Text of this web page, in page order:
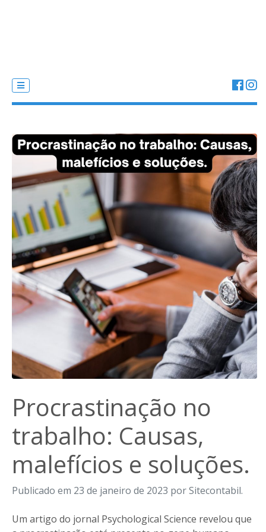
Procrastinação no
trabalho: Causas,
malefícios e soluções.
Publicado em 23 de janeiro de 2023 por Sitecontabil.
Um artigo do jornal Psychological Science revelou que